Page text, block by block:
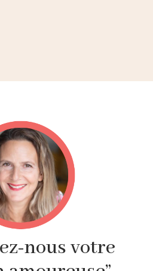
nous votre